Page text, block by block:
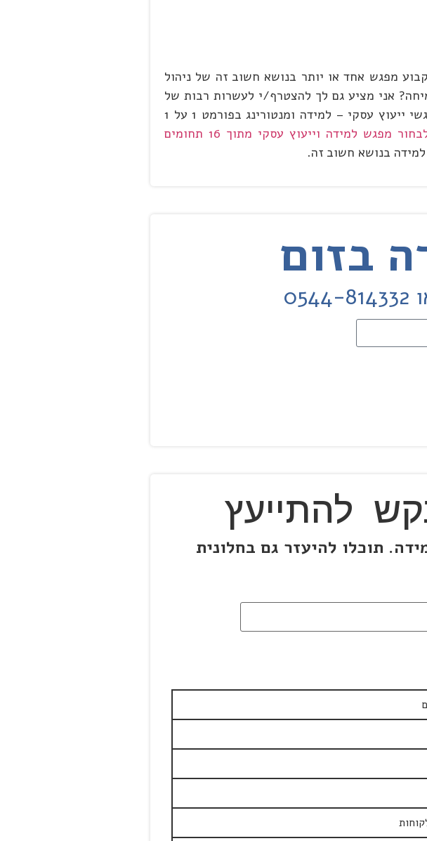
מאפשר גם לך לקבוע מפגש אחד או יותר בנושא חשוב זה של ניהול
אני מציע גם לך להצטרף/י לעשרות רבות של
מנכ"לים ומנהלים שלקחו חלק במפגשי חשיבה ומנטורינג עסקי וניהולי. בחר גם את/ה לקבל מפגשי ייעוץ עסקי – למידה ומנטורינג בפורמט 1 על 1
לבחור מפגש למידה וייעוץ עסקי מתוך 16 תחומים
בנושא חשוב זה.
להתייעץ
תוכלו להיעזר גם בחלונית